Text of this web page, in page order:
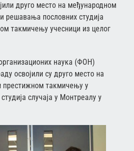
друго место на међународном
решавања пословних студија
такмичењу учесници из целог
наука (ФОН)
освојили су друго место на
престижном такмичењу у
случаја у Монтреалу у